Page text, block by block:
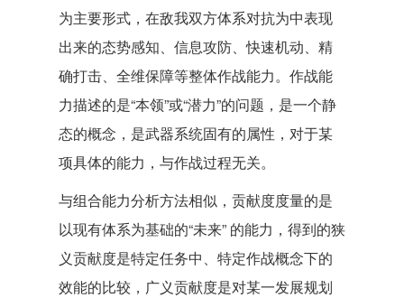
为主要形式，在敌我双方体系对抗为中表现
出来的态势感知、信息攻防、快速机动、精
确打击、全维保障等整体作战能力。作战能
力描述的是“本领”或“潜力”的问题，是一个静
态的概念，是武器系统固有的属性，对于某
项具体的能力，与作战过程无关。
与组合能力分析方法相似，贡献度度量的是
以现有体系为基础的“未来” 的能力，得到的狭
义贡献度是特定任务中、特定作战概念下的
效能的比较，广义贡献度是对某一发展规划